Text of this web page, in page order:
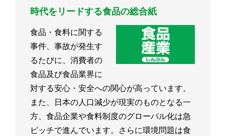
時代をリードする食品の総合紙
食品・食料に関する
事件、事故が発生す
るたびに、消費者の
食品及び食品業界に
対する安心・安全への関心が高っています。
また、日本の人口減少が現実のものとなる一
方、食品企業や食料制度のグローバル化は急
ピッチで進んでいます。さらに環境問題は食